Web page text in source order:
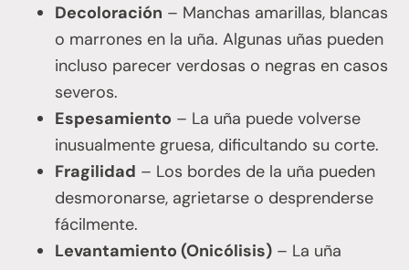
Decoloración – Manchas amarillas, blancas
o marrones en la uña. Algunas uñas pueden
incluso parecer verdosas o negras en casos
severos.
Espesamiento – La uña puede volverse
inusualmente gruesa, dificultando su corte.
Fragilidad – Los bordes de la uña pueden
desmoronarse, agrietarse o desprenderse
fácilmente.
Levantamiento (Onicólisis) – La uña